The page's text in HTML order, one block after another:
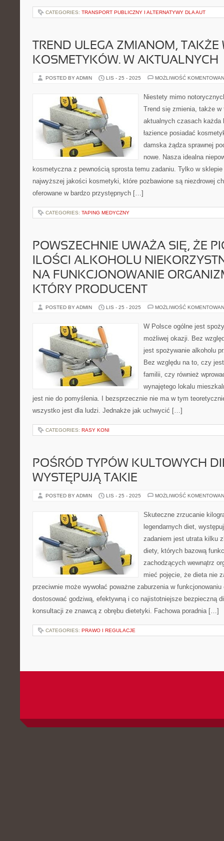
CATEGORIES: TRANSPORT PUBLICZNY I ALTERNATYWY DLA AUT
TREND ULEGA ZMIANOM, TAKŻE
KOSMETYKÓW. W AKTUALNYCH
POSTED BY ADMIN LIS - 25 - 2025 MOŻLIWOŚĆ
Niestety mimo
Trend się zmienia, także
aktualnych czasach każda
łazience posiadać
damska żądza sprawnej
nowe. Nasza idealna
kosmetyczna z pewnością sprosta temu zadaniu. Tylko w
najwyższej jakości kosmetyki, które pozbawione są niezdrowej
oferowane w bardzo przystępnych […]
CATEGORIES: TAPING MEDYCZNY
POWSZECHNIE UWAŻA SIĘ, ŻE
ILOŚCI ALKOHOLU
NA FUNKCJONOWANIE
KTÓRY PRODUCENT
POSTED BY ADMIN LIS - 25 - 2025 MOŻLIWOŚĆ
W Polsce ogólne jest
możliwej okazji. Bez
jest spożywanie alkoholu
Bez względu na to, czy
familii, czy również
wynajętego lokalu
jest nie do pomyślenia. I bezsprzecznie nie ma w tym
wszystko jest dla ludzi. Jednakże jak uchwycić […]
CATEGORIES: RASY KONI
POŚRÓD TYPÓW KULTOWYCH
WYSTĘPUJĄ TAKIE
POSTED BY ADMIN LIS - 25 - 2025 MOŻLIWOŚĆ
Skuteczne zrzucanie
legendarnych diet,
zadaniem jest utrata kilku
diety, których bazową
zachodzących wewnątrz
mieć pojęcie, że dieta nie
przeciwnie może wywołać poważne zaburzenia w
dostosować godziwą, efektywną i co najistotniejsze bezpieczną
konsultacji ze znawcą z obrębu dietetyki. Fachowa poradnia […]
CATEGORIES: PRAWO I REGULACJE